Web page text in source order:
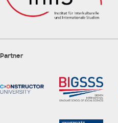
Partner